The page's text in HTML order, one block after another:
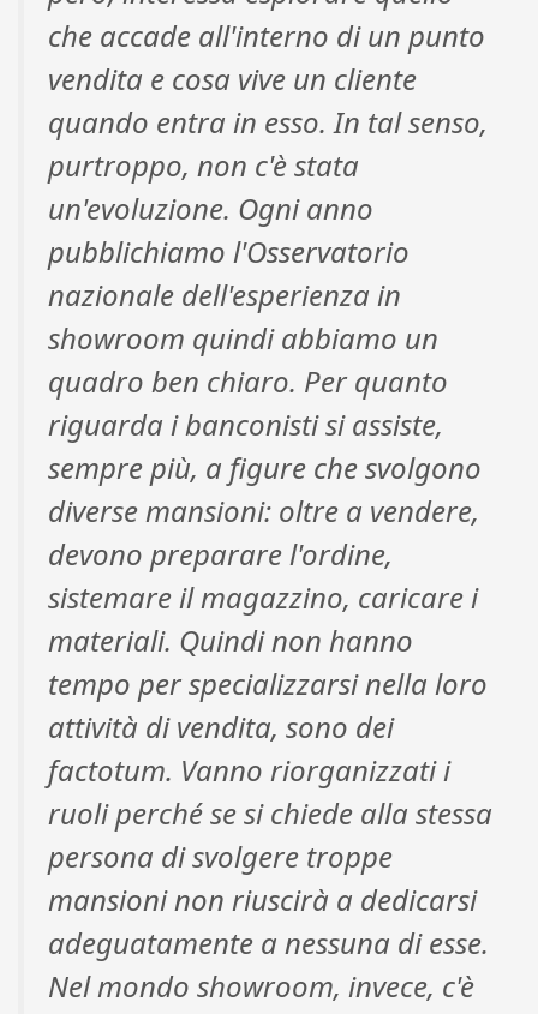
che accade all'interno di un punto
vendita e cosa vive un cliente
quando entra in esso. In tal senso,
purtroppo, non c'è stata
un'evoluzione. Ogni anno
pubblichiamo l'Osservatorio
nazionale dell'esperienza in
showroom quindi abbiamo un
quadro ben chiaro. Per quanto
riguarda i banconisti si assiste,
sempre più, a figure che svolgono
diverse mansioni: oltre a vendere,
devono preparare l'ordine,
sistemare il magazzino, caricare i
materiali. Quindi non hanno
tempo per specializzarsi nella loro
attività di vendita, sono dei
factotum. Vanno riorganizzati i
ruoli perché se si chiede alla stessa
persona di svolgere troppe
mansioni non riuscirà a dedicarsi
adeguatamente a nessuna di esse.
Nel mondo showroom, invece, c'è